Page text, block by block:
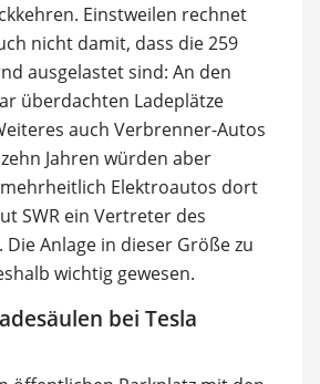
Einstweilen rechnet
nicht damit, dass die 259
ausgelastet sind: An den
überdachten Ladeplätze
auch Verbrenner-Autos
Jahren würden aber
Elektroautos dort
SWR ein Vertreter des
Die Anlage in dieser Größe zu
wichtig gewesen.
bei Tesla